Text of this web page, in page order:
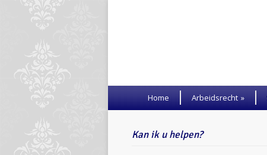
Home Arbeidsrecht »
Kan ik u helpen?